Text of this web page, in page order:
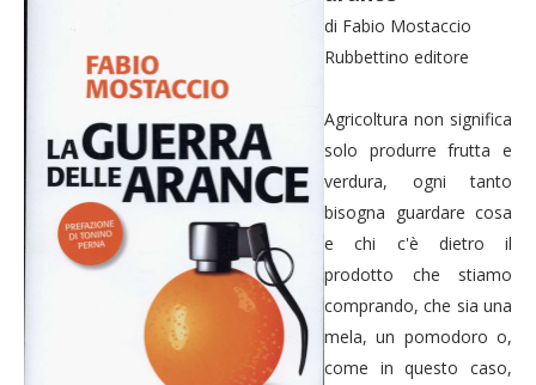
di Fabio Mostaccio
Rubbettino editore
Agricoltura non significa
solo produrre frutta e
verdura, ogni tanto
bisogna guardare cosa
e chi c'è dietro il
prodotto che stiamo
comprando, che sia una
mela, un pomodoro o,
come in questo caso,